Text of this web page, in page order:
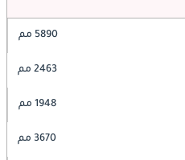
5890 مم
2463 مم
1948 مم
3670 مم